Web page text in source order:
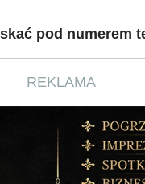
pod numerem
REKLAMA